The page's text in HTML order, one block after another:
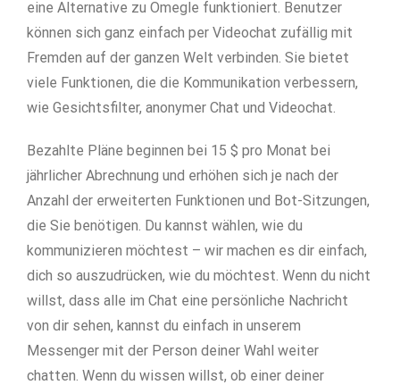
eine Alternative zu Omegle funktioniert. Benutzer
können sich ganz einfach per Videochat zufällig mit
Fremden auf der ganzen Welt verbinden. Sie bietet
viele Funktionen, die die Kommunikation verbessern,
wie Gesichtsfilter, anonymer Chat und Videochat.
Bezahlte Pläne beginnen bei 15 $ pro Monat bei
jährlicher Abrechnung und erhöhen sich je nach der
Anzahl der erweiterten Funktionen und Bot-Sitzungen,
die Sie benötigen. Du kannst wählen, wie du
kommunizieren möchtest – wir machen es dir einfach,
dich so auszudrücken, wie du möchtest. Wenn du nicht
willst, dass alle im Chat eine persönliche Nachricht
von dir sehen, kannst du einfach in unserem
Messenger mit der Person deiner Wahl weiter
chatten. Wenn du wissen willst, ob einer deiner